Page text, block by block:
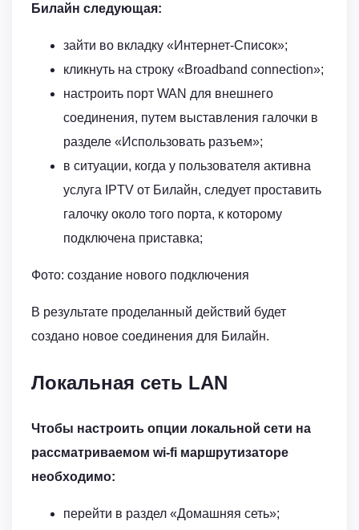
Билайн следующая:
зайти во вкладку «Интернет-Список»;
кликнуть на строку «Broadband connection»;
настроить порт WAN для внешнего
соединения, путем выставления галочки в
разделе «Использовать разъем»;
в ситуации, когда у пользователя активна
услуга IPTV от Билайн, следует проставить
галочку около того порта, к которому
подключена приставка;
Фото: создание нового подключения
В результате проделанный действий будет
создано новое соединения для Билайн.
Локальная сеть LAN
Чтобы настроить опции локальной сети на
рассматриваемом wi-fi маршрутизаторе
необходимо:
перейти в раздел «Домашняя сеть»;